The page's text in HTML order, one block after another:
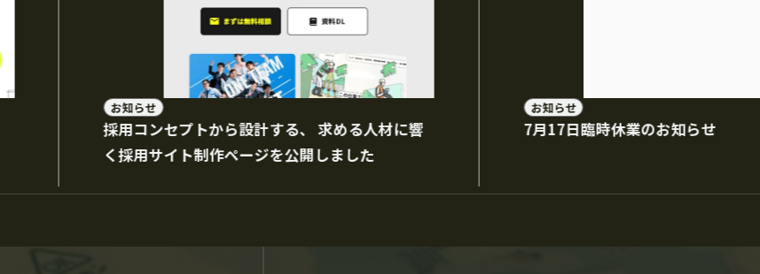
WORK
お知らせ
採用コンセプトから設計する、 求める人材に響
く採用サイト制作ページを公開しました
お知らせ
7月17日臨時休業のお知らせ